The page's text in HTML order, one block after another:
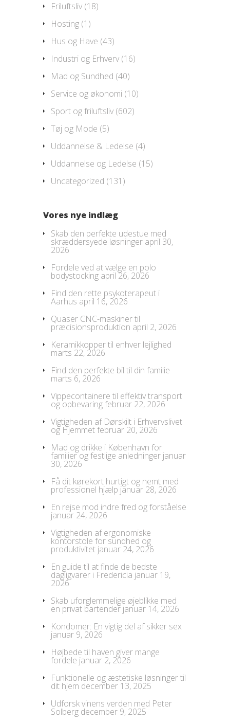
Friluftsliv (18)
Hosting (1)
Hus og Have (43)
Industri og Erhverv (16)
Mad og Sundhed (40)
Service og økonomi (10)
Sport og friluftsliv (602)
Tøj og Mode (5)
Uddannelse & Ledelse (4)
Uddannelse og Ledelse (15)
Uncategorized (131)
Vores nye indlæg
Skab den perfekte udestue med
skræddersyede løsninger april 30,
2026
Fordele ved at vælge en polo
bodystocking april 26, 2026
Find den rette psykoterapeut i
Aarhus april 16, 2026
Quaser CNC-maskiner til
præcisionsproduktion april 2, 2026
Keramikkopper til enhver lejlighed
marts 22, 2026
Find den perfekte bil til din familie
marts 6, 2026
Vippecontainere til effektiv transport
og opbevaringfebruar 22, 2026
Vigtigheden af Dørskilt i Erhvervslivet
og Hjemmetfebruar 20, 2026
Mad og drikke i København for
familier og festlige anledninger januar
30, 2026
Få dit kørekort hurtigt og nemt med
professionel hjælp januar 28, 2026
En rejse mod indre fred og forståelse
januar 24, 2026
Vigtigheden af ergonomiske
kontorstole for sundhed og
produktivitet januar 24, 2026
En guide til at finde de bedste
dagligvarer i Fredericia januar 19,
2026
Skab uforglemmelige øjeblikke med
en privat bartender januar 14, 2026
Kondomer: En vigtig del af sikker sex
januar 9, 2026
Højbede til haven giver mange
fordele januar 2, 2026
Funktionelle og æstetiske løsninger til
dit hjem december 13, 2025
Udforsk vinens verden med Peter
Solberg december 9, 2025